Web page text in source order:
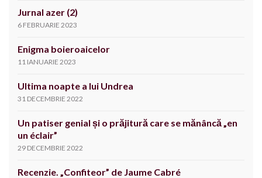
Jurnal azer (2)
6 FEBRUARIE 2023
Enigma boieroaicelor
11 IANUARIE 2023
Ultima noapte a lui Undrea
31 DECEMBRIE 2022
Un patiser genial și o prăjitură care se mănâncă „en
un éclair”
29 DECEMBRIE 2022
Recenzie. „Confiteor” de Jaume Cabré